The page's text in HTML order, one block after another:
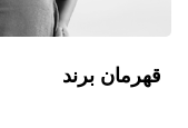
قهرمان برند